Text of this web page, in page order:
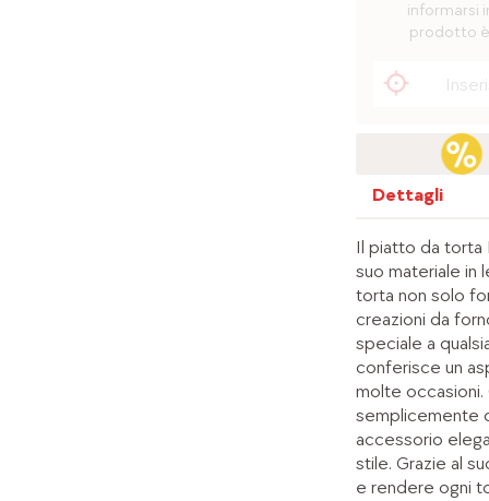
informarsi
prodotto
Dettagli
Il piatto da torta
suo materiale in
torta non solo
creazioni da
speciale a
conferisce un
molte occasioni.
semplicemente
accessorio
stile. Grazie al
e rendere ogni